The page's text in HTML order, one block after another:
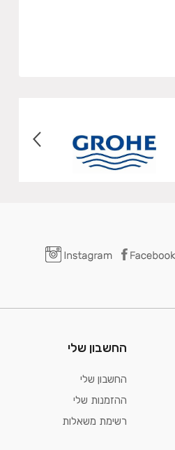
החשבון שלי
החשבון שלי
ההזמנות שלי
רשימת משאלות